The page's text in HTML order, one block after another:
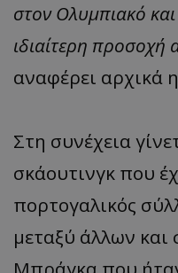
στον Ολυμπιακό και
ιδιαίτερη προσοχή
αναφέρει αρχικά η
Στη συνέχεια
σκάουτινγκ που
πορτογαλικός
μεταξύ άλλων